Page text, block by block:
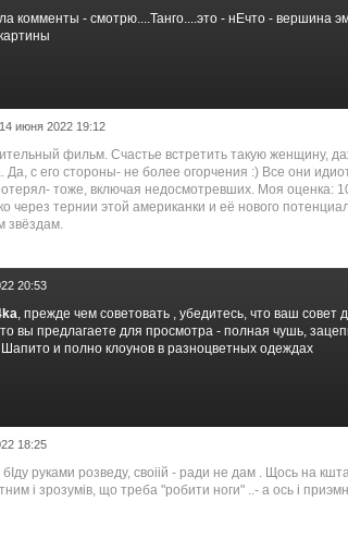
комменты - смотрю....Танго....это - нЕчто - вершина
14 июня 2022 19:12
фильм. Счастье встретить такую женщину,
Да, с его стороны- не более огорчения :) Все они
тоже, включая недосмотревших. Моя оценка:
через тернии этой американки и её нового
звёздам.
20:53
, прежде чем советовать , убедитесь, что ваш совет
вы предлагаете для просмотра - полная чушь,
Шапито и полно клоунов в разноцветных одеждах
18:25
бIду руками розведу, своiiй - ради не дам . Щось на
i зрозумiв, що треба "робити ноги" ..- а ось i